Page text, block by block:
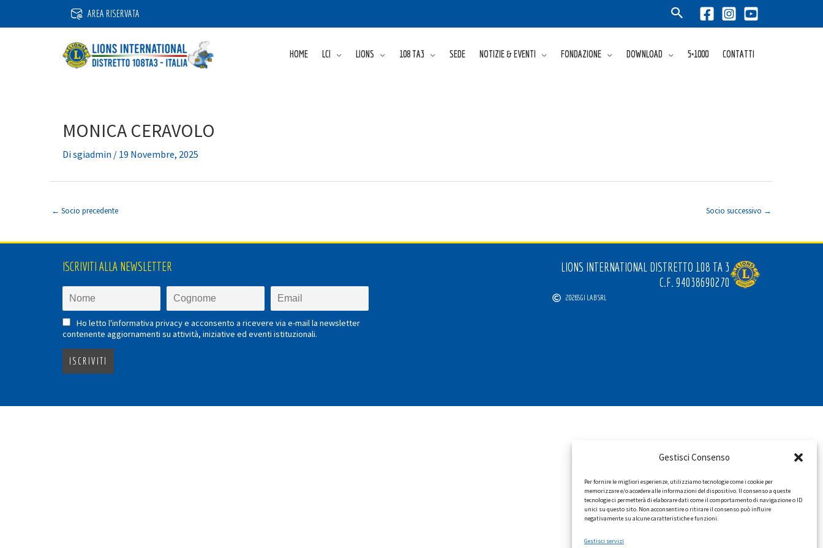
Gestisci Consenso
Per fornire le migliori esperienze, utilizziamo tecnologie come i cookie per
memorizzare e/o accedere alle informazioni del dispositivo. Il consenso a queste
tecnologie ci permetterà di elaborare dati come il comportamento di navigazione o ID
unici su questo sito. Non acconsentire o ritirare il consenso può influire
negativamente su alcune caratteristiche e funzioni.
Gestisci servizi
AREA RISERVATA
HOME LCI LIONS 108 TA3 SEDE NOTIZIE & EVENTI FONDAZIONE DOWNLOAD 5×1000 CONTATTI
MONICA CERAVOLO
Disgiadmin / 19 Novembre, 2025
← Socio precedente Socio successivo →
ISCRIVITI ALLA NEWSLETTER
Ho letto l'informativa privacy e acconsento a ricevere via e-mail la newsletter
contenente aggiornamenti su attività, iniziative ed eventi istituzionali.
LIONS INTERNATIONAL DISTRETTO 108 TA 3
C.F. 94038690270
2026SGI LAB SRL